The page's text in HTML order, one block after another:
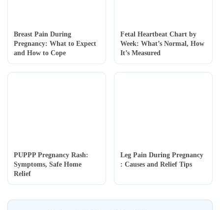
Breast Pain During
Pregnancy: What to Expect
and How to Cope
Fetal Heartbeat Chart by
Week: What’s Normal, How
It’s Measured
PUPPP Pregnancy Rash:
Symptoms, Safe Home
Relief
Leg Pain During Pregnancy
: Causes and Relief Tips